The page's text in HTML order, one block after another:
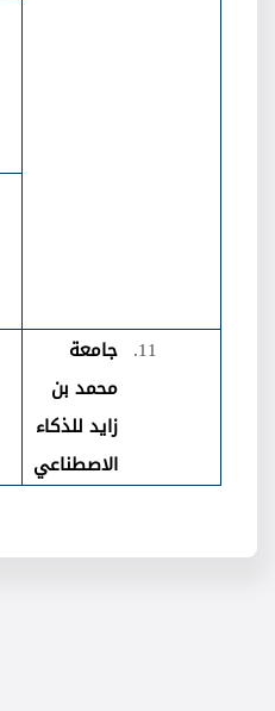
جامعة
محمد بن
زايد للذكاء
الاصطناعي